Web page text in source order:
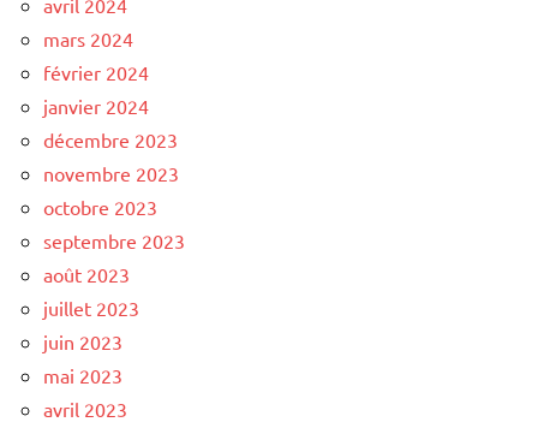
mars 2024
février 2024
janvier 2024
décembre 2023
novembre 2023
octobre 2023
septembre 2023
août 2023
juillet 2023
juin 2023
mai 2023
avril 2023